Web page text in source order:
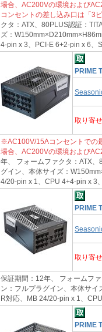
場合、AC200Vの環境および
コンセントの差し込み口は「3
クタ：ATX、80PLUS認証：
ズ：
4-pin x 3、PCI-E 6+2-pin x 6、
PRIME
取り寄
※AC100V/15Aコンセントでの
場合、AC200Vの環境および
年、 フォームファクタ：ATX
グイン、本体サイズ：
4/20-pin x 1、CPU 4+4-pin x 3
PRIME
取り寄
保証期間：12年、 フォームフ
ン：フルプラグイン、本体サ
R対応、MB 24/20-pin x 1、
PRIME